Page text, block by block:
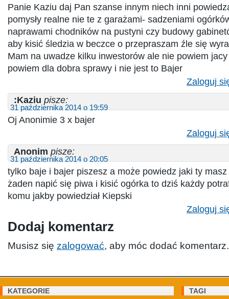
Panie Kaziu daj Pan szanse innym niech inni
pomysły realne nie te z garażami- sadzeniami
naprawami chodników na pustyni czy budowy
aby kisić śledzia w beczce o przepraszam źle się
Mam na uwadze kilku inwestorów ale nie powiem
powiem dla dobra sprawy i nie jest to Bajer
Zaloguj
:Kaziu pisze:
31 października 2014 o 19:59
Oj Anonimie 3 x bajer
Zaloguj
Anonim pisze:
31 października 2014 o 20:05
tylko baje i bajer piszesz a może powiedz jaki ty masz
żaden napić się piwa i kisić ogórka to dziś każdy
komu jakby powiedział Kiepski
Zaloguj
Dodaj komentarz
Musisz się zalogować, aby móc dodać komentarz.
KATEGORIE TAGI